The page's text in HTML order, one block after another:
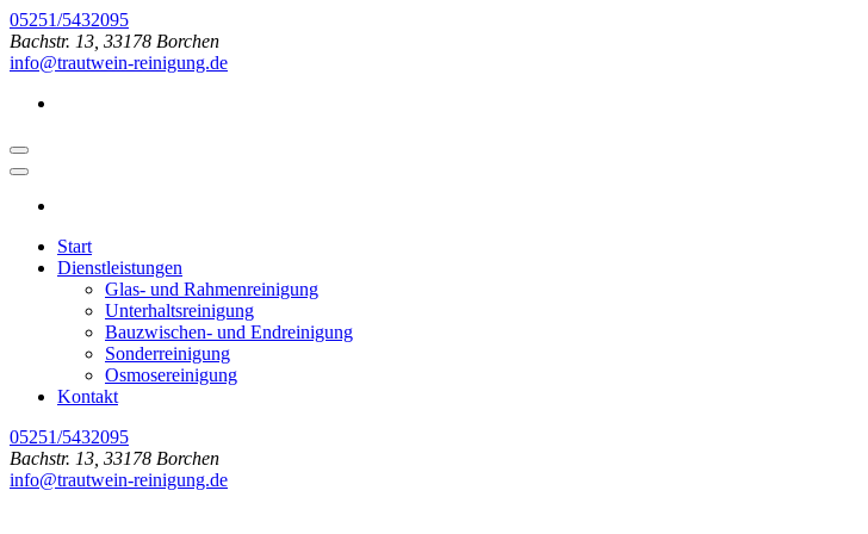
Zum
Inhalt
springen
drücken)
05251/5432095
Bachstr. 13, 33178 Borchen
info@trautwein-reinigung.de
Start
Dienstleistungen
Glas- und Rahmenreinigung
Unterhaltsreinigung
Bauzwischen- und Endreinigung
Sonderreinigung
Osmosereinigung
Kontakt
05251/5432095
Bachstr. 13, 33178 Borchen
info@trautwein-reinigung.de